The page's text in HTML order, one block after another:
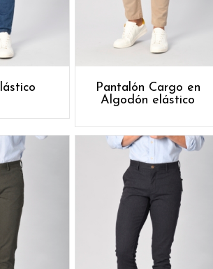
Pantalón Cargo en
Algodón elástico